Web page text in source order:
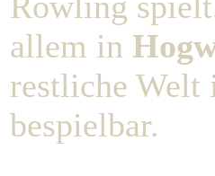
allem in
restliche Welt
bespielbar.